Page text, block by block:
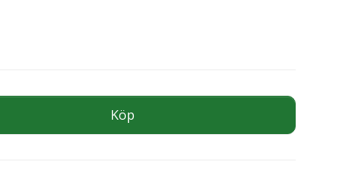
12 TON SLAG 41 MM mängd
Köp